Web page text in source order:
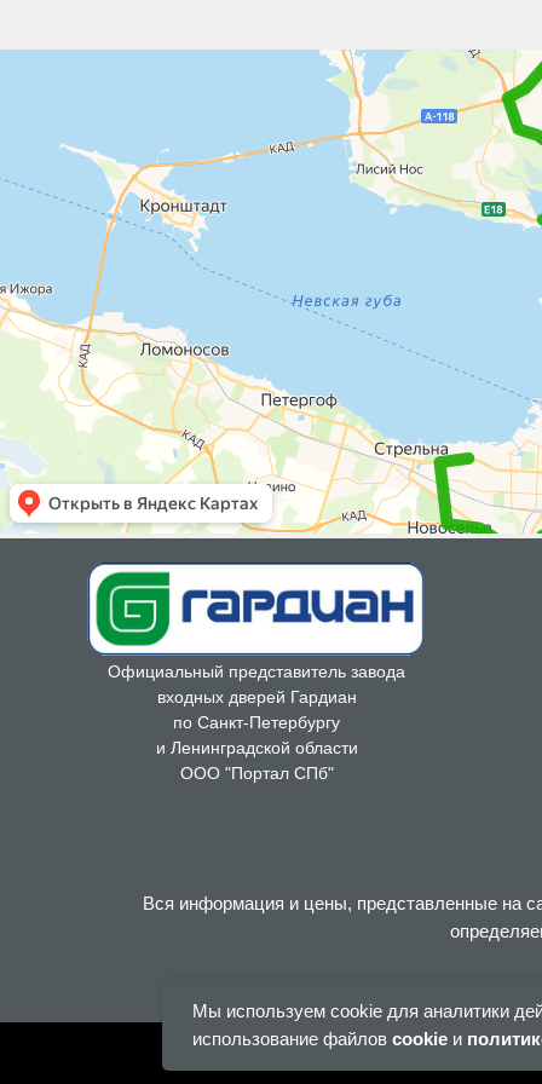
Официальный представитель завода
входных дверей Гардиан
по Санкт-Петербургу
и Ленинградской области
ООО "Портал СПб"
Вся информация и цены, представленные на
Мы используем cookie для аналитики
использование файлов cookie и